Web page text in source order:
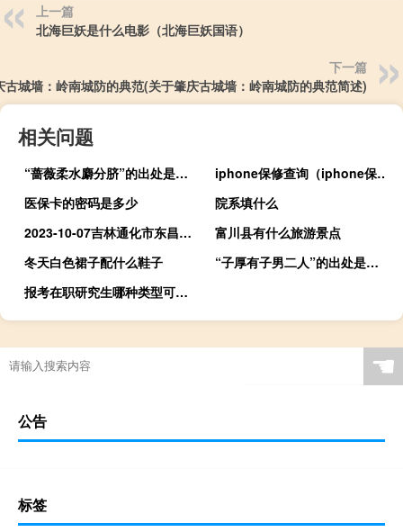
上一篇
北海巨妖是什么电影（北海巨妖国语）
下一篇
古城墙：岭南城防的典范(关于肇庆古城墙：岭南城防的典范简述)
相关问题
“蔷薇柔水麝分脐”的出处是哪里
iphone保修查询（iphone保修）
医保卡的密码是多少
院系填什么
2023-10-07吉林通化市东昌区(元蘑)的报价是多少
富川县有什么旅游景点
冬天白色裙子配什么鞋子
“子厚有子男二人”的出处是哪里
报考在职研究生哪种类型可以获得毕业证书
☚
公告
标签